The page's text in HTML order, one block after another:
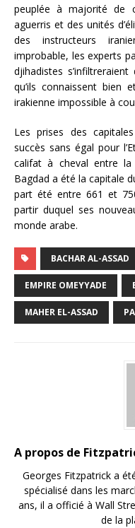
peuplée à majorité de
aguerris et des unités
des instructeurs
improbable, les experts
djihadistes
qu’ils connaissent bien
irakienne impossible à
Les prises des
succès sans égal pour
califat à cheval entre la
Bagdad a été la capitale
part été entre 661 et
partir duquel ses
monde arabe.
BACHAR AL-ASSAD
EMPIRE OMEYYADE
MAHER EL-ASSAD
A propos de
Georges Fitzpatrick a
spécialisé dans les
ans, il a officié à Wall
de la